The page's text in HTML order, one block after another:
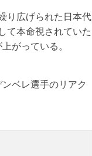
り広げられた日本代
て本命視されていた
がっている。
ベレ選手のリアク